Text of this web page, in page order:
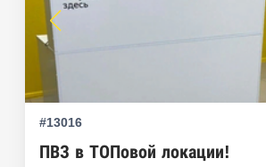
Реестр плановых проверок
недобросовестных поставщиков
Реестры особых адресов ФНС
Реестр дисквалифицированных
#13016
ПВЗ в ТОПовой локации!